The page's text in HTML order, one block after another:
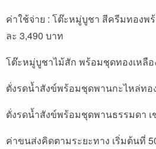
ค่าใช้จ่าย : โต๊ะหมู่บูชา สีครีมทองพ
ละ 3,490 บาท
โต๊ะหมู่บูชาไม้สัก พร้อมชุดทองเหลือ
ตั่งรดน้ำสังข์พร้อมชุดพานกะไหล่ทอ
ตั่งรดน้ำสังข์พร้อมชุดพานธรรมดา เ
ค่าขนส่งคิดตามระยะทาง เริ่มต้นที่